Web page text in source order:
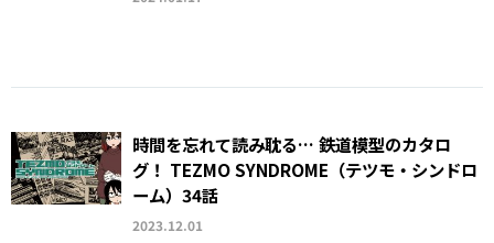
時間を忘れて読み耽る… 鉄道模型のカタロ
グ！ TEZMO SYNDROME（テツモ・シンドロ
ーム）34話
2023.12.01